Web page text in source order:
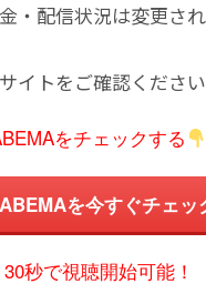
・配信状況は変更さ
イトをご確認ください
をチェックする
を今すぐチェッ
30秒で視聴開始可能！